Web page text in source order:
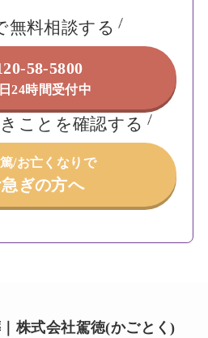
無料相談する
58-5800
24時間受付中
ことを確認する
/お亡くなりで
ぎの方へ
株式会社駕徳(かごとく)